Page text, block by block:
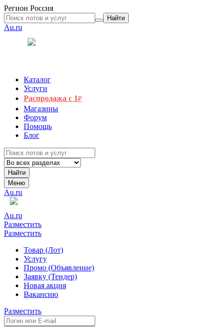
Регион Россия
Найти
Au.ru
Каталог
Услуги
Распродажа с 1₽
Магазины
Форум
Помощь
Блог
Найти
Меню
Au.ru
Au.ru
Разместить
Разместить
Товар (Лот)
Услугу
Промо (Объявление)
Заявку (Тендер)
Новая акция
Вакансию
Разместить